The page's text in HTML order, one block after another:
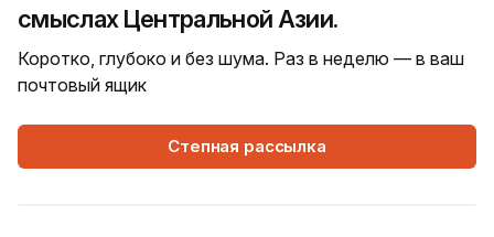
смыслах Центральной Азии.
Коротко, глубоко и без шума. Раз в неделю — в ваш
почтовый ящик
Степная рассылка